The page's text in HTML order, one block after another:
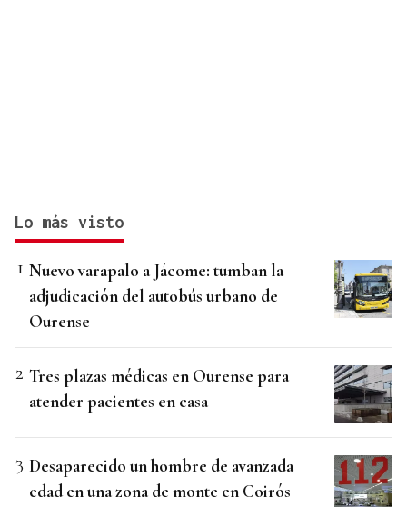
Lo más visto
Nuevo varapalo a Jácome: tumban la
adjudicación del autobús urbano de
Ourense
Tres plazas médicas en Ourense para
atender pacientes en casa
Desaparecido un hombre de avanzada
edad en una zona de monte en Coirós